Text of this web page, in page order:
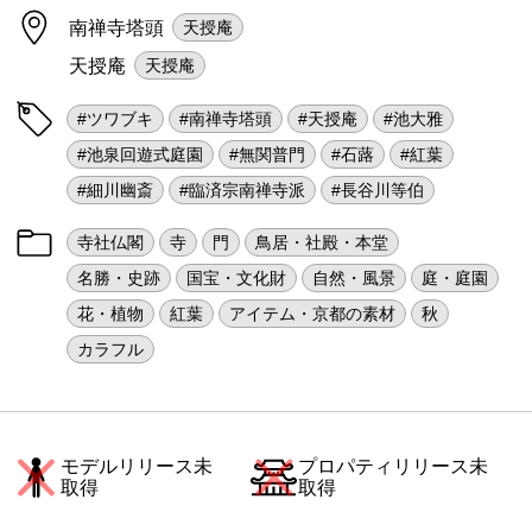
南禅寺塔頭 天授庵
天授庵 天授庵
#ツワブキ #南禅寺塔頭 #天授庵
#池大雅
#池泉回遊式庭園
#無関普門 #石蕗
#紅葉
#細川幽斎
#臨済宗南禅寺派 #長谷川等伯
寺社仏閣 寺 門
鳥居・社殿・本堂
名勝・史跡
国宝・文化財 自然・風景
庭・庭園
花・植物
紅葉 アイテム・京都の素材
秋
カラフル
モデルリリース未
取得
プロパティリリース未
取得